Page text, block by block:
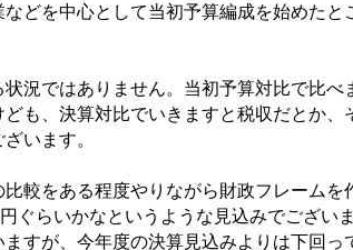
どを中心として当初予算編成を始めたと
況ではありません。当初予算対比で比べ
も、決算対比でいきますと税収だとか、
います。
較をある程度やりながら財政フレームを
ぐらいかなというような見込みでございま
すが、今年度の決算見込みよりは下回っ